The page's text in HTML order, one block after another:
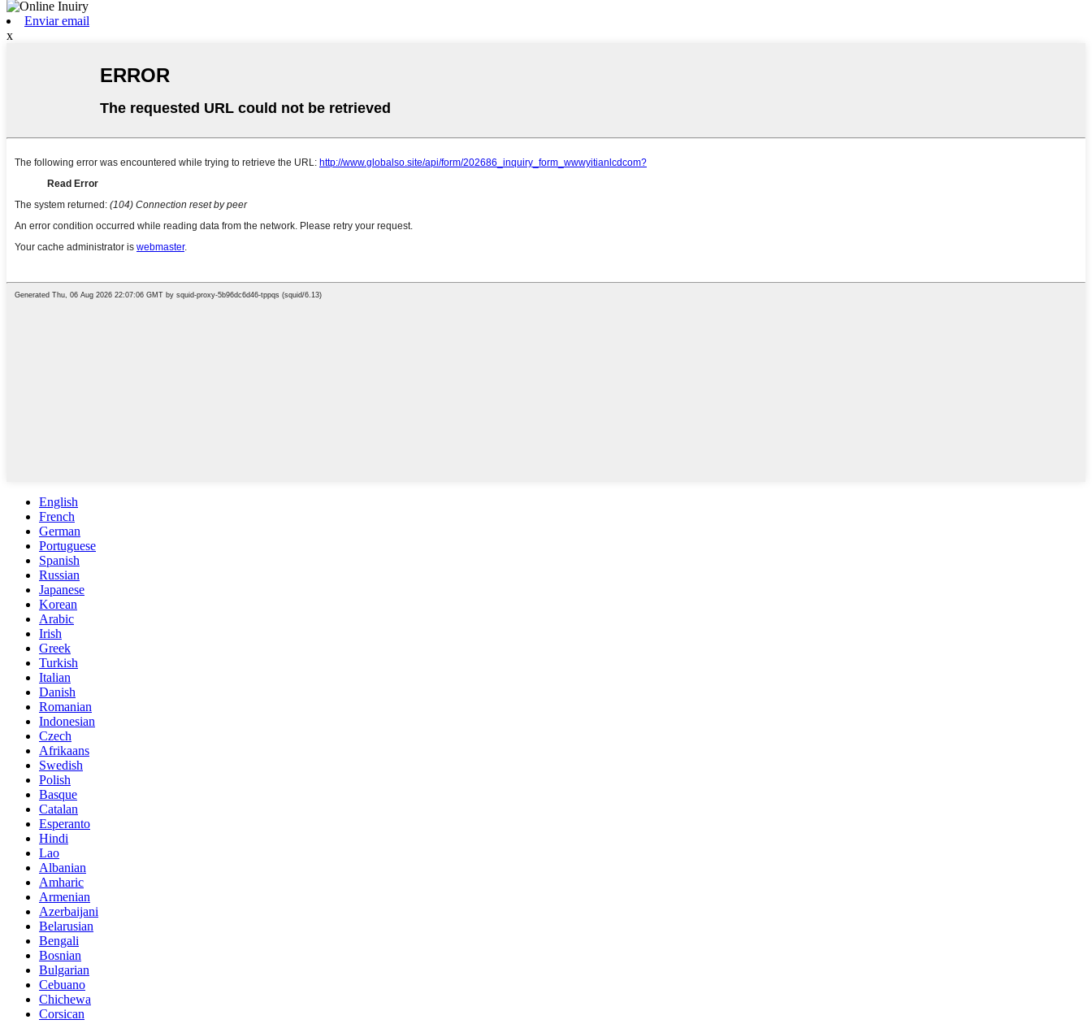
Enviar email
x
English
French
German
Portuguese
Spanish
Russian
Japanese
Korean
Arabic
Irish
Greek
Turkish
Italian
Danish
Romanian
Indonesian
Czech
Afrikaans
Swedish
Polish
Basque
Catalan
Esperanto
Hindi
Lao
Albanian
Amharic
Armenian
Azerbaijani
Belarusian
Bengali
Bosnian
Bulgarian
Cebuano
Chichewa
Corsican